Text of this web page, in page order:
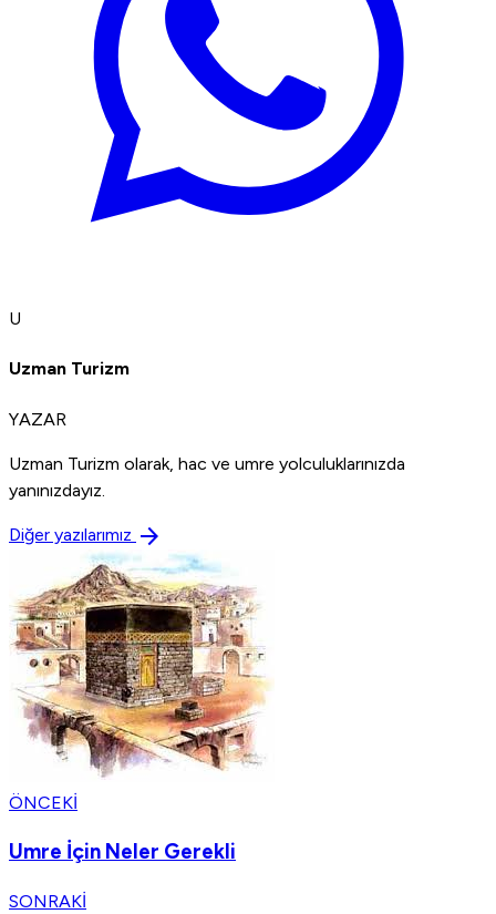
U
Uzman Turizm
YAZAR
Uzman Turizm olarak, hac ve umre yolculuklarınızda
yanınızdayız.
Diğer yazılarımız arrow_forward
ÖNCEKI
Umre İçin Neler Gerekli
SONRAKI